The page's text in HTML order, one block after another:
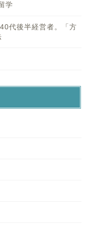
学
代後半経営者。「方